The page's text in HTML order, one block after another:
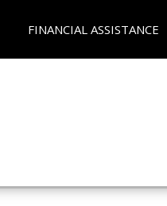
FINANCIAL ASSISTANCE